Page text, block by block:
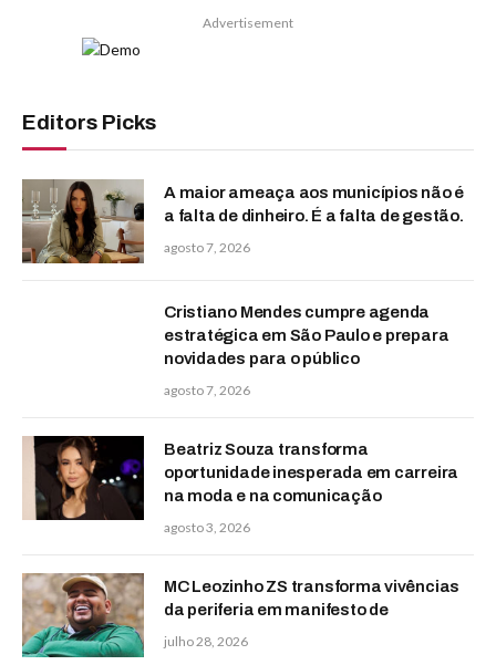
Advertisement
Editors Picks
A maior ameaça aos municípios não é
a falta de dinheiro. É a falta de gestão.
agosto 7, 2026
Cristiano Mendes cumpre agenda
estratégica em São Paulo e prepara
novidades para o público
agosto 7, 2026
Beatriz Souza transforma
oportunidade inesperada em carreira
na moda e na comunicação
agosto 3, 2026
MC Leozinho ZS transforma vivências
da periferia em manifesto de
julho 28, 2026